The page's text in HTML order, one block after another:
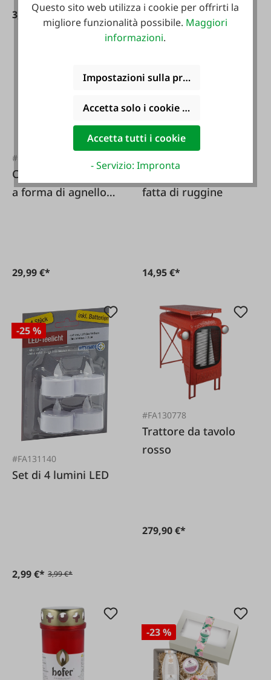
3,99 €* 6,99 €* 9,99 €*
#FA115315
Copricesto natalizio
a forma di agnello
29,99 €*
Mucca decorativa
fatta di ruggine
14,95 €*
-25 %
#FA131140
Set di 4 lumini LED
2,99 €* 3,99 €*
#FA130778
Trattore da tavolo
rosso
279,90 €*
-23 %
Questo sito web utilizza i cookie per offrirti la
migliore funzionalità possibile. Maggiori
informazioni.
Impostazioni sulla privacy
Accetta solo i cookie funzionali
Accetta tutti i cookie
- Servizio: Impronta